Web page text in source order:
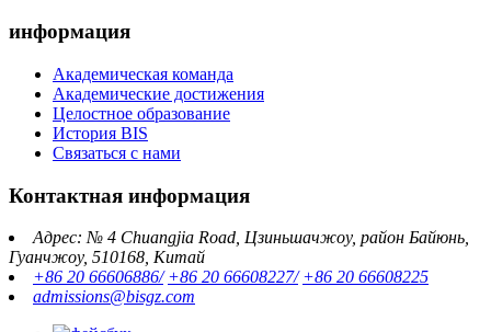
информация
Академическая команда
Академические достижения
Целостное образование
История BIS
Связаться с нами
Контактная информация
Адрес: № 4 Chuangjia Road, Цзиньшачжоу, район Байюнь,
Гуанчжоу, 510168, Китай
+86 20 66606886/ +86 20 66608227/ +86 20 66608225
admissions@bisgz.com